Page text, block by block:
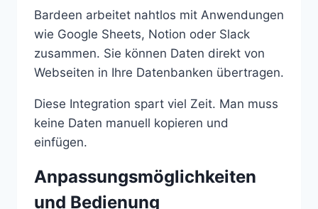
Bardeen arbeitet nahtlos mit Anwendungen
wie Google Sheets, Notion oder Slack
zusammen. Sie können Daten direkt von
Webseiten in Ihre Datenbanken übertragen.
Diese Integration spart viel Zeit. Man muss
keine Daten manuell kopieren und
einfügen.
Anpassungsmöglichkeiten
und Bedienung